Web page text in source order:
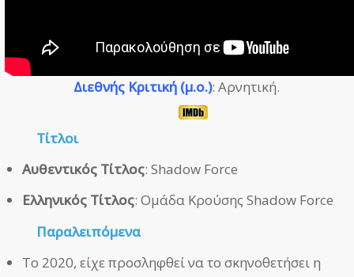
Διεθνής Κριτική (μ.ο.): Αρνητική.
Τίτλοι
Αυθεντικός Τίτλος: Shadow Force
Ελληνικός Τίτλος: Ομάδα Κρούσης Shadow Force
Παραλειπόμενα
Το 2020, είχε προσληφθεί να το σκηνοθετήσει η